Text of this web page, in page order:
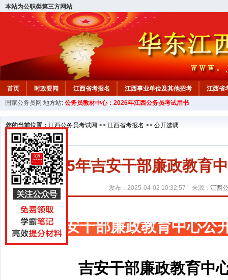
本站为公职类第三方网站
首页 时政要闻 江西省考报名 江西事业单位及其他招考 江西省
教材中心
国家公务员网 地方站: 公务员教材中心：2026年江西公务员考试用书
您的当前位置： 江西公务员考试网 >> 江西省考报名 >> 公开选调
2025年吉安干部廉政教育
发布：2025-04-02 10:32:57 来源： 江西
吉安干部廉政教育中心公
吉安干部廉政教育中